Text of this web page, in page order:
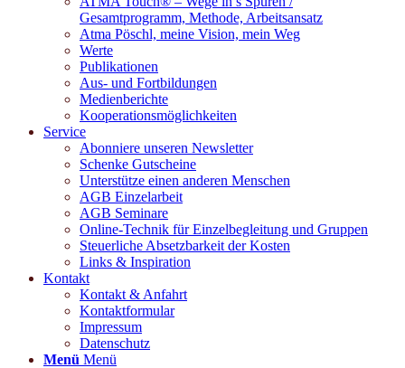
Gesamtprogramm, Methode, Arbeitsansatz
Atma Pöschl, meine Vision, mein Weg
Werte
Publikationen
Aus- und Fortbildungen
Medienberichte
Kooperationsmöglichkeiten
Service
Abonniere unseren Newsletter
Schenke Gutscheine
Unterstütze einen anderen Menschen
AGB Einzelarbeit
AGB Seminare
Online-Technik für Einzelbegleitung und Gruppen
Steuerliche Absetzbarkeit der Kosten
Links & Inspiration
Kontakt
Kontakt & Anfahrt
Kontaktformular
Impressum
Datenschutz
Menü Menü